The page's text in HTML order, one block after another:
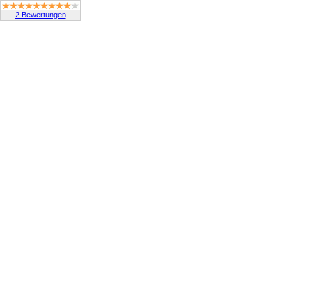
2 Bewertungen